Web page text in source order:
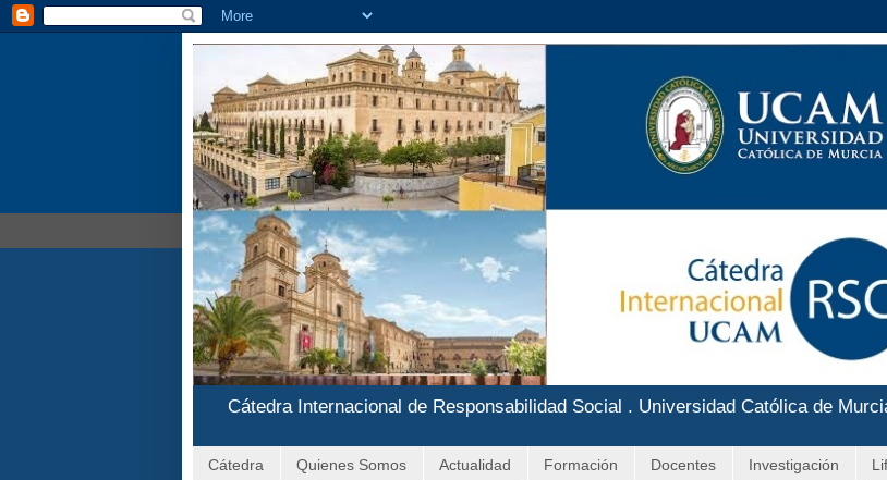
Cátedra Internacional de Responsabilidad Social . Universidad Católica de
Cátedra Quienes Somos Actualidad Formación Docentes Investigación